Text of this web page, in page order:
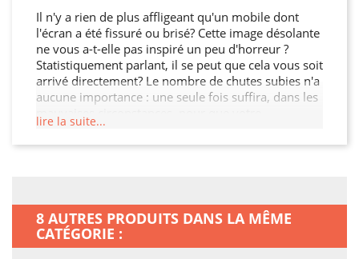
Il n'y a rien de plus affligeant qu'un mobile dont
l'écran a été fissuré ou brisé? Cette image désolante
ne vous a-t-elle pas inspiré un peu d'horreur ?
Statistiquement parlant, il se peut que cela vous soit
arrivé directement? Le nombre de chutes subies n'a
aucune importance : une seule fois suffira, dans les
smartphone soit définitivement abîmé? Au cours de
ses premiers mois d'utilisation, plus d'un
mêmes aux personnes les plus avisées ! Ne laissez
pas le hasard décider de l'avenir de votre Huawei
P40 PRO : une housse portefeuille peut faire
lire la suite...
8 AUTRES PRODUITS DANS LA MÊME
CATÉGORIE :